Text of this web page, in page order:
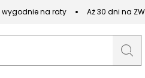
wygodnie na raty Aż 30 dni na